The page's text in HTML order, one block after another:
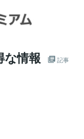
な情報 記事